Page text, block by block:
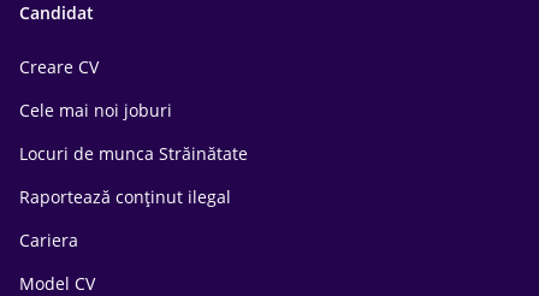
Candidat
Creare CV
Cele mai noi joburi
Locuri de munca Străinătate
Raportează conținut ilegal
Cariera
Model CV